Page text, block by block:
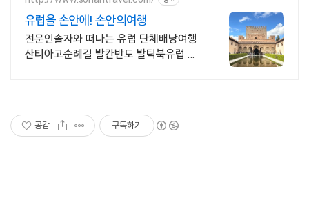
유럽을 손안에! 손안의여행
전문인솔자와 떠나는 유럽 단체배낭여행
산티아고순례길 발칸반도 발틱북유럽 지
공감 구독하기